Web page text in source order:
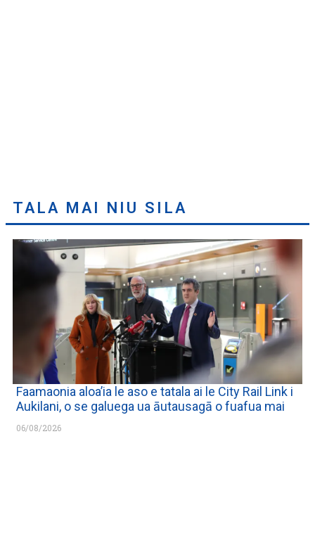
TALA MAI NIU SILA
Faamaonia aloa’ia le aso e tatala ai le City Rail Link i
Aukilani, o se galuega ua āutausagā o fuafua mai
06/08/2026